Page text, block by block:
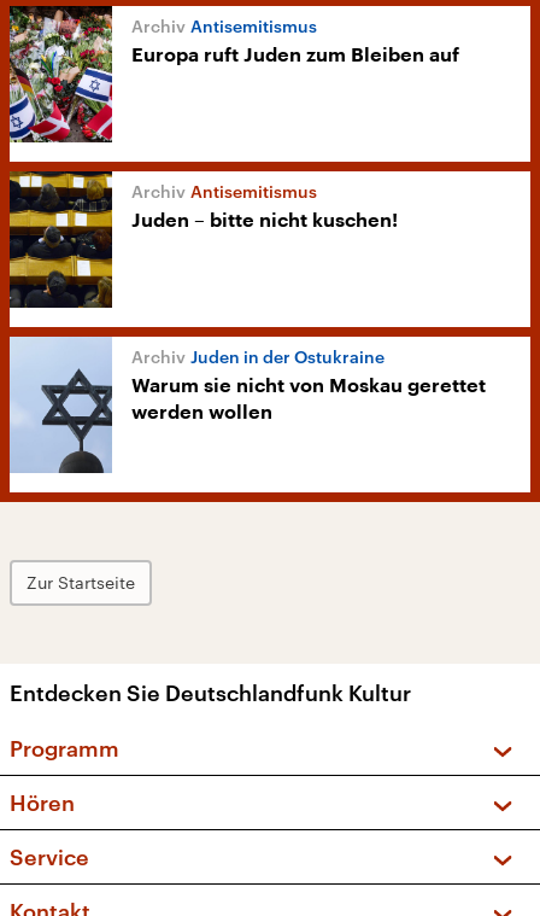
Antisemitismus
Europa ruft Juden zum Bleiben auf
Antisemitismus
Juden – bitte nicht kuschen!
Juden in der Ostukraine
Warum sie nicht von Moskau gerettet
werden wollen
Zur Startseite
Entdecken Sie Deutschlandfunk Kultur
Programm
Sendungen und Podcasts
Musikliste
Kakadu – Das Kinderprogramm
Hören
Frequenzen (UKW + DAB+)
Service
FAQ